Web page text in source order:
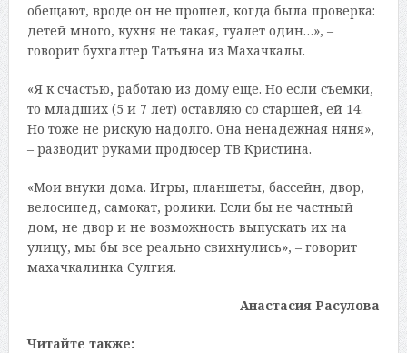
обещают, вроде он не прошел, когда была проверка:
детей много, кухня не такая, туалет один…», –
говорит бухгалтер Татьяна из Махачкалы.
«Я к счастью, работаю из дому еще. Но если съемки,
то младших (5 и 7 лет) оставляю со старшей, ей 14.
Но тоже не рискую надолго. Она ненадежная няня»,
– разводит руками продюсер ТВ Кристина.
«Мои внуки дома. Игры, планшеты, бассейн, двор,
велосипед, самокат, ролики. Если бы не частный
дом, не двор и не возможность выпускать их на
улицу, мы бы все реально свихнулись», – говорит
махачкалинка Сулгия.
Анастасия Расулова
Читайте также: